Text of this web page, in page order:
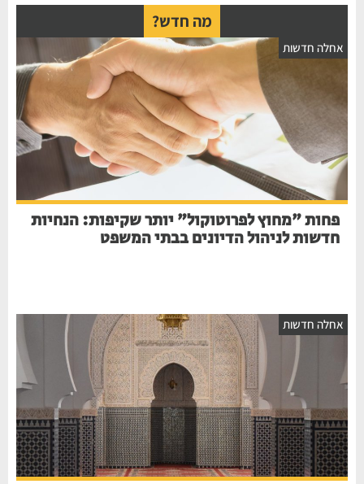
מה חדש?
אחלה חדשות
פחות "מחוץ לפרוטוקול" יותר שקיפות: הנחיות
חדשות לניהול הדיונים בבתי המשפט
אחלה חדשות